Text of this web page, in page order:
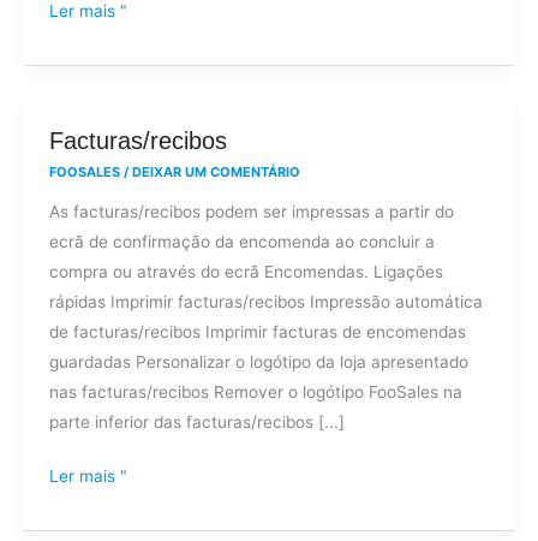
Ler mais "
Facturas/recibos
FOOSALES / DEIXAR UM COMENTÁRIO
As facturas/recibos podem ser impressas a partir do
ecrã de confirmação da encomenda ao concluir a
compra ou através do ecrã Encomendas. Ligações
rápidas Imprimir facturas/recibos Impressão automática
de facturas/recibos Imprimir facturas de encomendas
guardadas Personalizar o logótipo da loja apresentado
nas facturas/recibos Remover o logótipo FooSales na
parte inferior das facturas/recibos [...]
Facturas/recibos
Ler mais "